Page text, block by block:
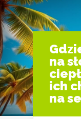
na
ich
na